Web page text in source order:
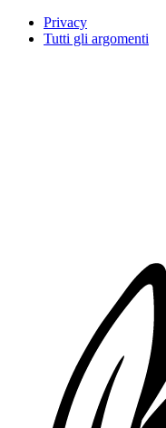
Privacy
Tutti gli argomenti